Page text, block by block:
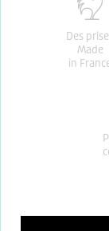
Des
Made
in